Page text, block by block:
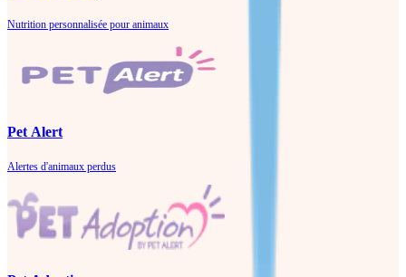
Nutrition personnalisée pour animaux
Pet Alert
Alertes d'animaux perdus